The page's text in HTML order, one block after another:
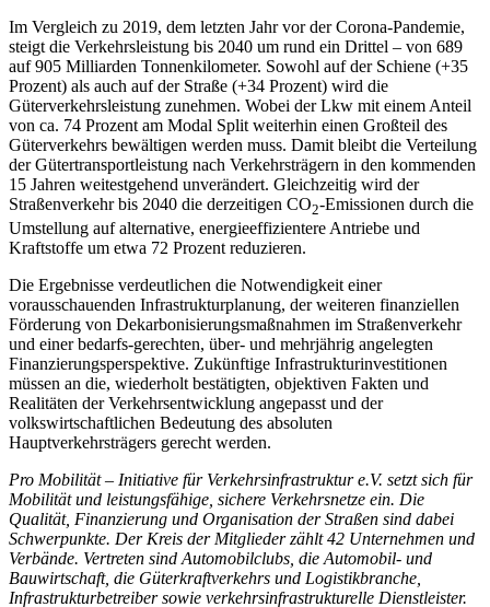
Im Vergleich zu 2019, dem letzten Jahr vor der Corona-Pandemie,
steigt die Verkehrsleistung bis 2040 um rund ein Drittel – von 689
auf 905 Milliarden Tonnenkilometer. Sowohl auf der Schiene (+35
Prozent) als auch auf der Straße (+34 Prozent) wird die
Güterverkehrsleistung zunehmen. Wobei der Lkw mit einem Anteil
von ca. 74 Prozent am Modal Split weiterhin einen Großteil des
Güterverkehrs bewältigen werden muss. Damit bleibt die Verteilung
der Gütertransportleistung nach Verkehrsträgern in den kommenden
15 Jahren weitestgehend unverändert. Gleichzeitig wird der
Straßenverkehr bis 2040 die derzeitigen CO2-Emissionen durch die
Umstellung auf alternative, energieeffizientere Antriebe und
Kraftstoffe um etwa 72 Prozent reduzieren.
Die Ergebnisse verdeutlichen die Notwendigkeit einer
vorausschauenden Infrastrukturplanung, der weiteren finanziellen
Förderung von Dekarbonisierungsmaßnahmen im Straßenverkehr
und einer bedarfs-gerechten, über- und mehrjährig angelegten
Finanzierungsperspektive. Zukünftige Infrastrukturinvestitionen
müssen an die, wiederholt bestätigten, objektiven Fakten und
Realitäten der Verkehrsentwicklung angepasst und der
volkswirtschaftlichen Bedeutung des absoluten
Hauptverkehrsträgers gerecht werden.
Pro Mobilität – Initiative für Verkehrsinfrastruktur e.V. setzt sich für
Mobilität und leistungsfähige, sichere Verkehrsnetze ein. Die
Qualität, Finanzierung und Organisation der Straßen sind dabei
Schwerpunkte. Der Kreis der Mitglieder zählt 42 Unternehmen und
Verbände. Vertreten sind Automobilclubs, die Automobil- und
Bauwirtschaft, die Güterkraftverkehrs und Logistikbranche,
Infrastrukturbetreiber sowie verkehrsinfrastrukturelle Dienstleister.